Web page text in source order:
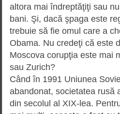
altora mai îndreptăţiţi sau
bani. Şi, dacă şpaga este
trebuie să fie omul care a
Obama. Nu credeţi că este
Moscova corupţia este mai
sau Zurich?
Când în 1991 Uniunea
abandonat, societatea rusă
din secolul al XIX-lea.